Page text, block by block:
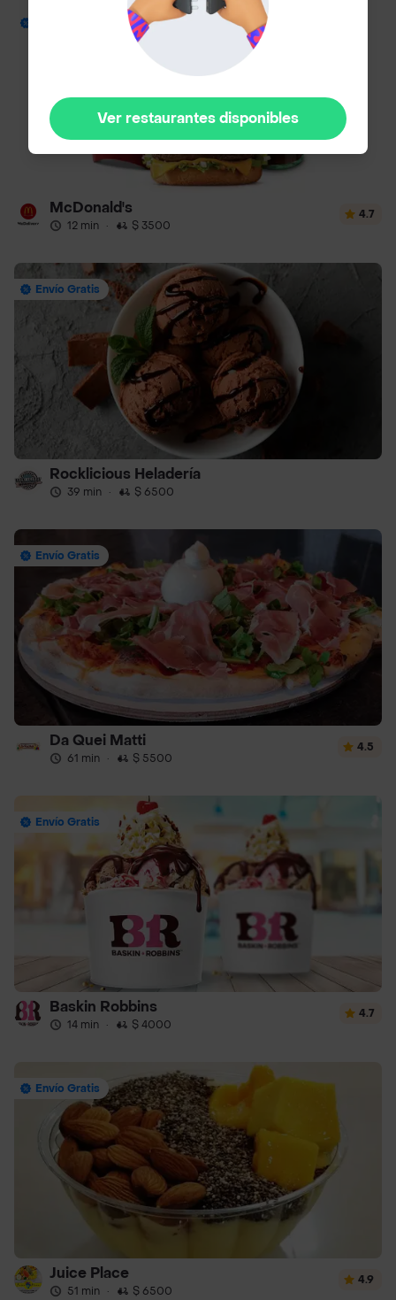
McDonald's
12 min · $ 3500
4.7
Envío Gratis
Rocklicious Heladería
39 min · $ 6500
Envío Gratis
Da Quei Matti
61 min · $ 5500
4.5
Envío Gratis
Baskin Robbins
14 min · $ 4000
4.7
Envío Gratis
Juice Place
51 min · $ 6500
4.9
Ver restaurantes disponibles